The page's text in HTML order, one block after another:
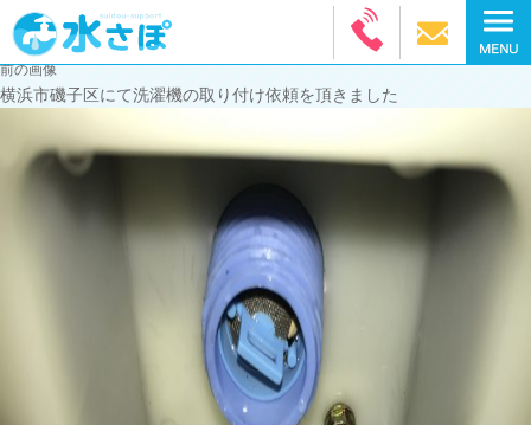
前の画像
横浜市磯子区にて洗濯機の取り付け依頼を頂きました